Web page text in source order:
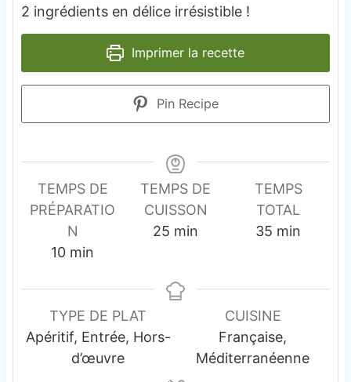
2 ingrédients en délice irrésistible !
Imprimer la recette
Pin Recipe
TEMPS DE
PRÉPARATIO
N
10m
n
u
t
e
min
TEMPS DE
CUISSON
25 m
u
e
min
TEMPS
TOTAL
35 m
u
t
e
s
min
TYPE DE PLAT
Apéritif, Entrée, Hors-
d’œuvre
CUISINE
Française,
Méditerranéenne